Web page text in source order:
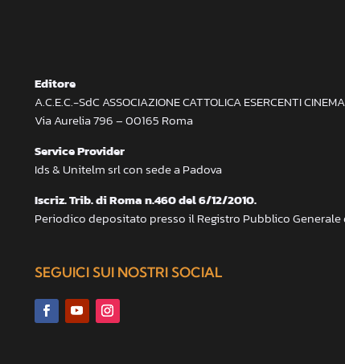
Editore
A.C.E.C.-SdC ASSOCIAZIONE CATTOLICA ESERCENTI
Via Aurelia 796 – 00165 Roma
Service Provider
Ids & Unitelm srl con sede a Padova
Iscriz. Trib. di Roma n.460 del 6/12/2010.
Periodico depositato presso il Registro Pubblico
SEGUICI SUI NOSTRI SOCIAL